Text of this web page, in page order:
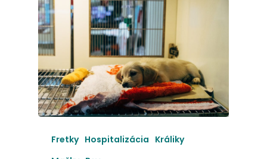
Fretky Hospitalizácia Králiky